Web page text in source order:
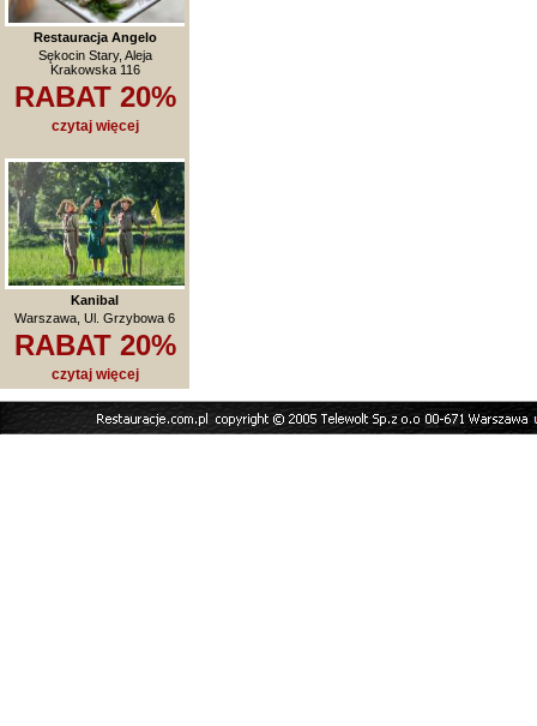
Restauracja Angelo
Sękocin Stary, Aleja
Krakowska 116
RABAT 20%
czytaj więcej
Kanibal
Warszawa, Ul. Grzybowa 6
RABAT 20%
czytaj więcej